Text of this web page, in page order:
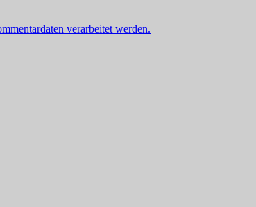
verarbeitet werden.